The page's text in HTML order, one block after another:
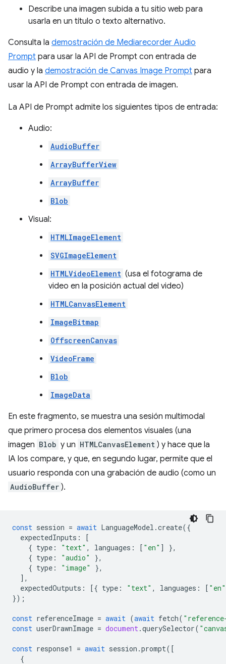
Describe una imagen subida a tu sitio web para
usarla en un título o texto alternativo.
Consulta la demostración de Mediarecorder Audio
Prompt para usar la API de Prompt con entrada de
audio y la demostración de Canvas Image Prompt para
usar la API de Prompt con entrada de imagen.
La API de Prompt admite los siguientes tipos de entrada:
Audio:
AudioBuffer
ArrayBufferView
ArrayBuffer
Blob
Visual:
HTMLImageElement
SVGImageElement
HTMLVideoElement (usa el fotograma de
video en la posición actual del video)
HTMLCanvasElement
ImageBitmap
OffscreenCanvas
VideoFrame
Blob
ImageData
En este fragmento, se muestra una sesión multimodal
que primero procesa dos elementos visuales (una
imagen Blob y un HTMLCanvasElement ) y hace que la
IA los compare, y que, en segundo lugar, permite que el
usuario responda con una grabación de audio (como un
AudioBuffer ).
const session = await LanguageModel .create({
expectedInputs :
[
{ type : "text" , languages : [ "en" ]
},
{ type : "audio"
},
{ type : "image"
},
],
expectedOutputs : [{ type : "text" , languages : [ "en"
});
const referenceImage = await (await fetch(
const userDrawnImage = document.querySelector(
const response1 = await session .prompt([
{